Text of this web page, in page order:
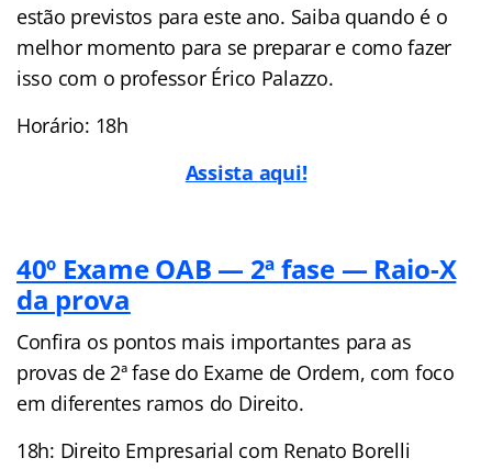
estão previstos para este ano. Saiba quando é o
melhor momento para se preparar e como fazer
isso com o professor Érico Palazzo.
Horário: 18h
Assista aqui!
40º Exame OAB — 2ª fase — Raio-X
da prova
Confira os pontos mais importantes para as
provas de 2ª fase do Exame de Ordem, com foco
em diferentes ramos do Direito.
18h: Direito Empresarial com Renato Borelli